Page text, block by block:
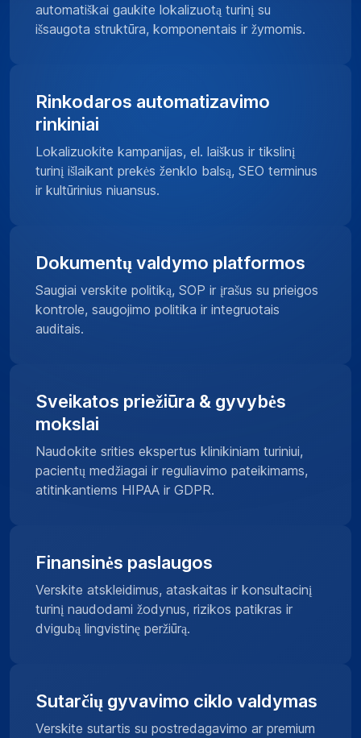
automatiškai gaukite lokalizuotą turinį su
išsaugota struktūra, komponentais ir žymomis.
Rinkodaros automatizavimo
rinkiniai
Lokalizuokite kampanijas, el. laiškus ir tikslinį
turinį išlaikant prekės ženklo balsą, SEO terminus
ir kultūrinius niuansus.
Dokumentų valdymo platformos
Saugiai verskite politiką, SOP ir įrašus su prieigos
kontrole, saugojimo politika ir integruotais
auditais.
Sveikatos priežiūra & gyvybės
mokslai
Naudokite srities ekspertus klinikiniam turiniui,
pacientų medžiagai ir reguliavimo pateikimams,
atitinkantiems HIPAA ir GDPR.
Finansinės paslaugos
Verskite atskleidimus, ataskaitas ir konsultacinį
turinį naudodami žodynus, rizikos patikras ir
dvigubą lingvistinę peržiūrą.
Sutarčių gyvavimo ciklo valdymas
Verskite sutartis su postredagavimo ar premium